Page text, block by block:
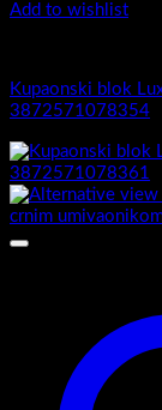
Add to wishlist
Kupaonski blok
3872571078354